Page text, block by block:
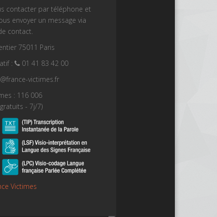
contacter par téléphone et
envoyer un message via
contact.
75011 Paris
:
01 41 83 42 00
victimes.fr
: 116 006
- 7j/7)
Victimes